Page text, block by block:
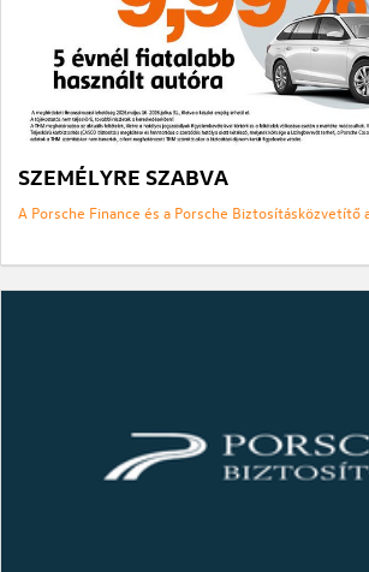
SZEMÉLYRE SZABVA
A Porsche Finance és a Porsche Biztosításközvetítő